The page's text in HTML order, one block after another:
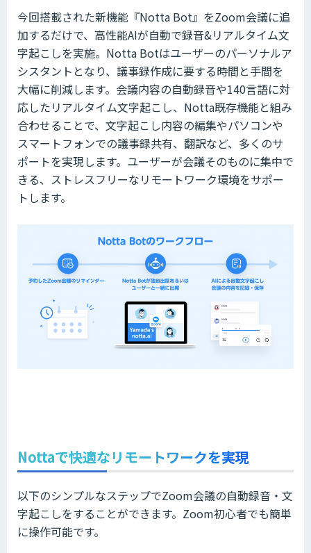
今回搭載された新機能『Notta Bot』をZoom会議に追
加するだけで、高性能AIが自動で録音&リアルタイム文
字起こしを実施。Notta Botはユーザーのパーソナルア
シスタントとなり、議事録作成に要する時間と手間を
大幅に削減します。会議内容の自動録音や140言語に対
応したリアルタイム文字起こし、Notta既存機能と組み
合わせることで、文字起こし内容の編集やパソコンや
スマートフォンでの議事録共有、翻訳など、多くのサ
ポートを実現します。ユーザーが会議そのものに集中で
きる、ストレスフリーなリモートワーク環境をサポー
トします。​
Nottaで快適なリモートワークを実現
以下のシンプルなステップでZoom会議の自動録音・文
字起こしをすることができます。Zoom初心者でも簡単
に操作可能です。